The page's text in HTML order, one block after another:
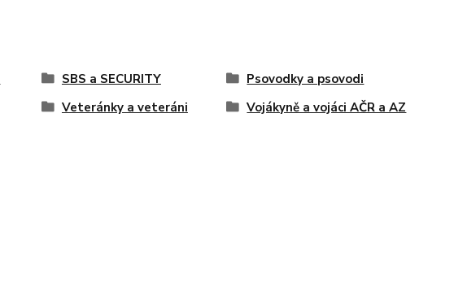
SBS a SECURITY
Psovodky a psovodi
Veteránky a veteráni
Vojákyně a vojáci AČR a AZ